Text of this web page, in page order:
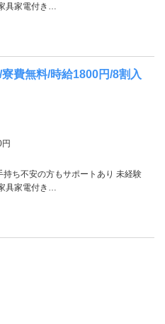
具家電付き…
費無料/時給1800円/8割入
持ち不安の方もサポートあり 未経験
具家電付き…